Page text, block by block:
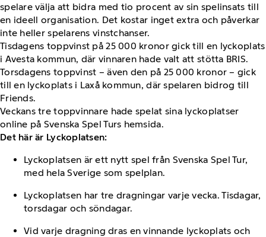
spelare välja att bidra med tio procent av sin spelinsats till
en ideell organisation. Det kostar inget extra och påverkar
inte heller spelarens vinstchanser.
Tisdagens toppvinst på 25 000 kronor gick till en lyckoplats
i Avesta kommun, där vinnaren hade valt att stötta BRIS.
Torsdagens toppvinst – även den på 25 000 kronor – gick
till en lyckoplats i Laxå kommun, där spelaren bidrog till
Friends.
Veckans tre toppvinnare hade spelat sina lyckoplatser
online på Svenska Spel Turs hemsida.
Det här är Lyckoplatsen:
Lyckoplatsen är ett nytt spel från Svenska Spel Tur,
med hela Sverige som spelplan.
Lyckoplatsen har tre dragningar varje vecka. Tisdagar,
torsdagar och söndagar.
Vid varje dragning dras en vinnande lyckoplats och